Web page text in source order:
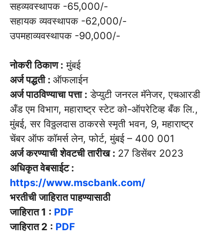
सहव्यवस्थापक -65,000/-
सहायक व्यवस्थापक -62,000/-
उपमहाव्यवस्थापक -90,000/-
नोकरी ठिकाण : मुंबई
अर्ज पद्धती : ऑफलाईन
अर्ज पाठविण्याचा पत्ता : डेप्युटी जनरल मॅनेजर, एचआरडी
अँड एम विभाग, महाराष्ट्र स्टेट को-ऑपरेटिव्ह बँक लि.,
मुंबई, सर विठ्ठलदास ठाकरसे स्मृती भवन, 9, महाराष्ट्र
चेंबर ऑफ कॉमर्स लेन, फोर्ट, मुंबई – 400 001
अर्ज करण्याची शेवटची तारीख : 27 डिसेंबर 2023
अधिकृत वेबसाईट :
https://www.mscbank.com/
भरतीची जाहिरात पाहण्यासाठी
जाहिरात 1 : PDF
जाहिरात 2 : PDF